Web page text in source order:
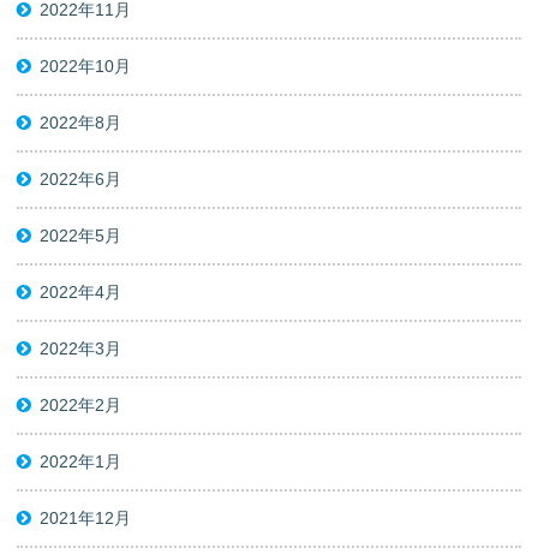
2022年11月
2022年10月
2022年8月
2022年6月
2022年5月
2022年4月
2022年3月
2022年2月
2022年1月
2021年12月